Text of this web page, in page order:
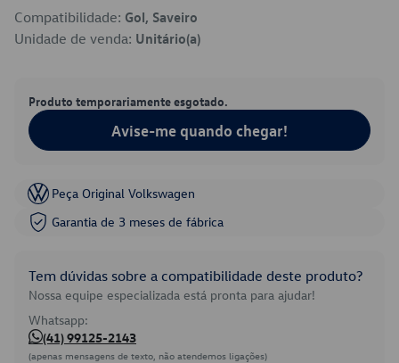
Compatibilidade: Gol, Saveiro
Unidade de venda: Unitário(a)
Produto temporariamente esgotado.
Avise-me quando chegar!
Peça Original Volkswagen
Garantia de 3 meses de fábrica
Tem dúvidas sobre a compatibilidade deste produto?
Nossa equipe especializada está pronta para ajudar!
Whatsapp:
(41) 99125-2143
(apenas mensagens de texto, não atendemos ligações)